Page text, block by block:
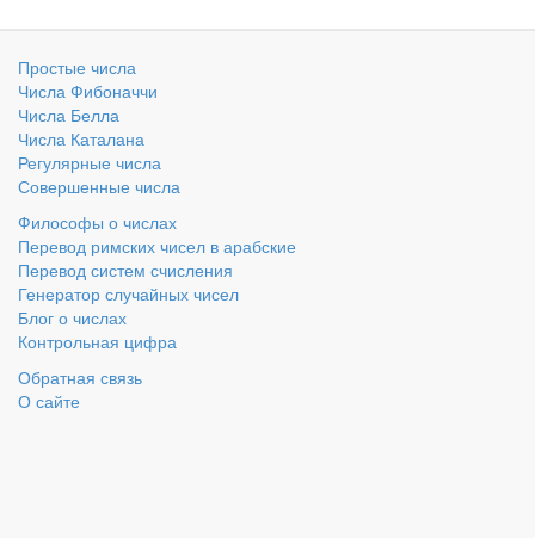
Простые числа
Числа Фибоначчи
Числа Белла
Числа Каталана
Регулярные числа
Совершенные числа
Философы о числах
Перевод римских чисел в арабские
Перевод систем счисления
Генератор случайных чисел
Блог о числах
Контрольная цифра
Обратная связь
О сайте